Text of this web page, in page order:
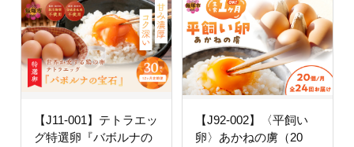
【J11-001】テトラエッ
グ特選卵『バボルナの
【J92-002】〈平飼い
卵〉あかねの虜（20